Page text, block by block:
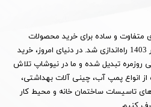
متفاوت و ساده برای خرید محصولات
آبرسانی، بهداشتی و گرمایشی در مهر 1403 راه‌اندازی شد. در دنیای امروز، خرید
روزمره تبدیل شده و ما در نیوشاپ تلاش
از انواع پمپ آب، چینی آلات بهداشتی،
تاسیسات ساختمان خانه و محیط کار